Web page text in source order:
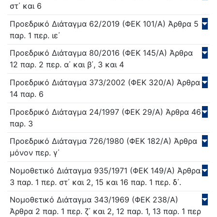
στ΄ και 6
Προεδρικό Διάταγμα 62/2019 (ΦΕΚ 101/Α) Άρθρα 5
παρ. 1 περ. ιε΄
Προεδρικό Διάταγμα 80/2016 (ΦΕΚ 145/Α) Άρθρα
12 παρ. 2 περ. α΄ και β΄, 3 και 4
Προεδρικό Διάταγμα 373/2002 (ΦΕΚ 320/Α) Άρθρα
14 παρ. 6
Προεδρικό Διάταγμα 24/1997 (ΦΕΚ 29/Α) Άρθρα 46
παρ. 3
Προεδρικό Διάταγμα 726/1980 (ΦΕΚ 182/Α) Άρθρα
μόνον περ. γ΄
Νομοθετικό Διάταγμα 935/1971 (ΦΕΚ 149/Α) Άρθρα
3 παρ. 1 περ. στ΄ και 2, 15 και 16 παρ. 1 περ. δ΄.
Νομοθετικό Διάταγμα 343/1969 (ΦΕΚ 238/Α)
Άρθρα 2 παρ. 1 περ. ζ΄ και 2, 12 παρ. 1, 13 παρ. 1 περ